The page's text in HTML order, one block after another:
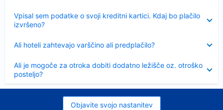
Vpisal sem podatke o svoji kreditni kartici. Kdaj bo plačilo
izvršeno?
Ali hoteli zahtevajo varščino ali predplačilo?
Ali je mogoče za otroka dobiti dodatno ležišče oz. otroško
posteljo?
Objavite svojo nastanitev